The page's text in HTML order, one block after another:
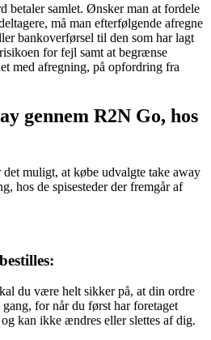
betaler samlet. Ønsker man at fordele
må man efterfølgende afregne
bankoverførsel til den som har lagt
for fejl samt at begrænse
med afregning, på opfordring fra
gennem R2N Go, hos
muligt, at købe udvalgte take away
hos de spisesteder der fremgår af
du være helt sikker på, at din ordre
for når du først har foretaget
kan ikke ændres eller slettes af dig.